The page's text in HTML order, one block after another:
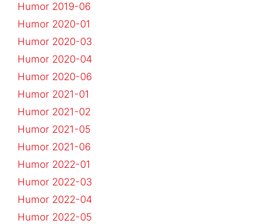
Humor 2019-06
Humor 2020-01
Humor 2020-03
Humor 2020-04
Humor 2020-06
Humor 2021-01
Humor 2021-02
Humor 2021-05
Humor 2021-06
Humor 2022-01
Humor 2022-03
Humor 2022-04
Humor 2022-05